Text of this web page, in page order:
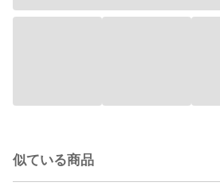
似ている商品